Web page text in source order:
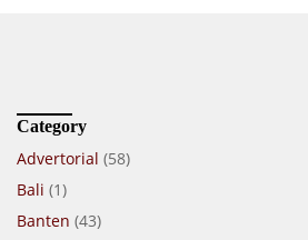
Category
Advertorial (58)
Bali (1)
Banten (43)